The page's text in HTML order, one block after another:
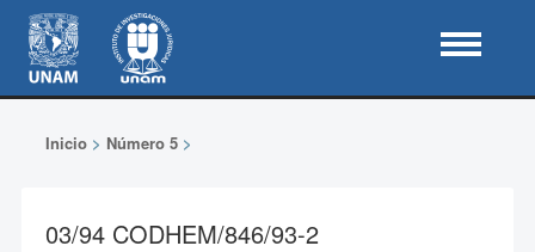
Inicio> Número 5>
03/94 CODHEM/846/93-2